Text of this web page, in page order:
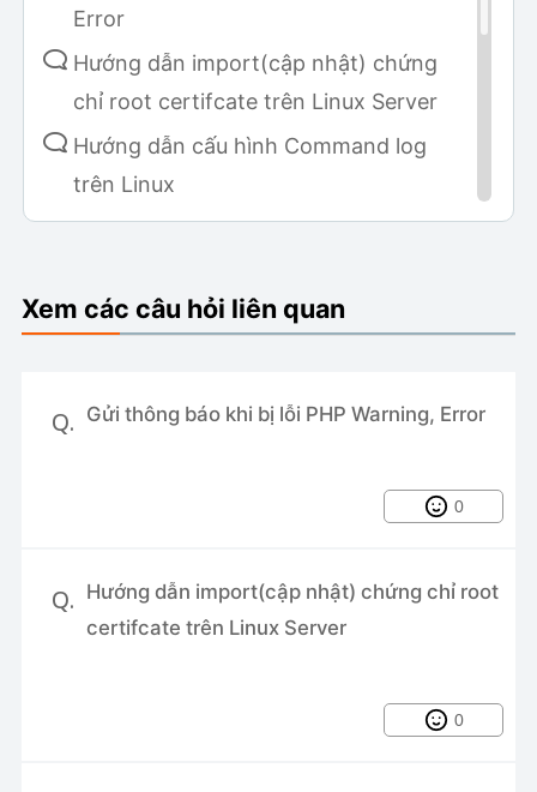
Error
Hướng dẫn import(cập nhật) chứng
chỉ root certifcate trên Linux Server
Hướng dẫn cấu hình Command log
trên Linux
Hướng dẫn cài đặt Metabase sử dụng
Hướng dẫn cài đặt v2board trên
gắt kết nối SSH vào
dùng trong Linux
Xem các câu hỏi liên quan
Q. Gửi thông báo khi bị lỗi PHP Warning, Error
0
Q. Hướng dẫn import(cập nhật) chứng chỉ root
certifcate trên Linux Server
0